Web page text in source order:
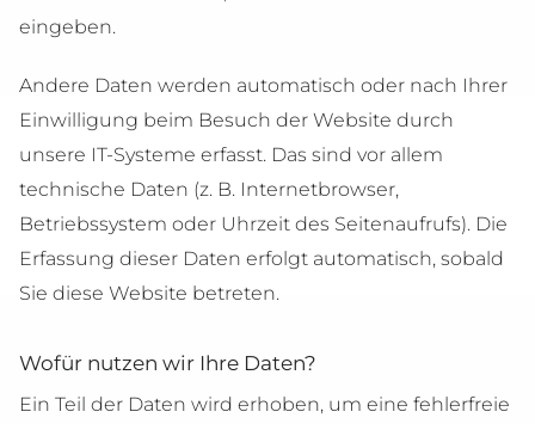
eingeben.
Andere Daten werden automatisch oder nach Ihrer
Einwilligung beim Besuch der Website durch
unsere IT-Systeme erfasst. Das sind vor allem
technische Daten (z. B. Internetbrowser,
Betriebssystem oder Uhrzeit des Seitenaufrufs). Die
Erfassung dieser Daten erfolgt automatisch, sobald
Sie diese Website betreten.
Wofür nutzen wir Ihre Daten?
Ein Teil der Daten wird erhoben, um eine fehlerfreie